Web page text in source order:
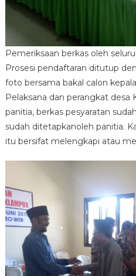
Pemeriksaan berkas oleh
Prosesi pendaftaran ditutup
foto bersama bakal calon
Pelaksana dan perangkat
panitia, berkas pesyaratan
sudah ditetapkanoleh panitia.
itu bersifat melengkapi atau